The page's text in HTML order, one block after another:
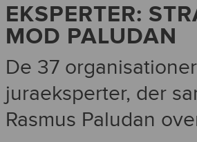
EKSPERTER:
MOD PALUDAN
De 37
juraeksperter, der
Rasmus Paludan